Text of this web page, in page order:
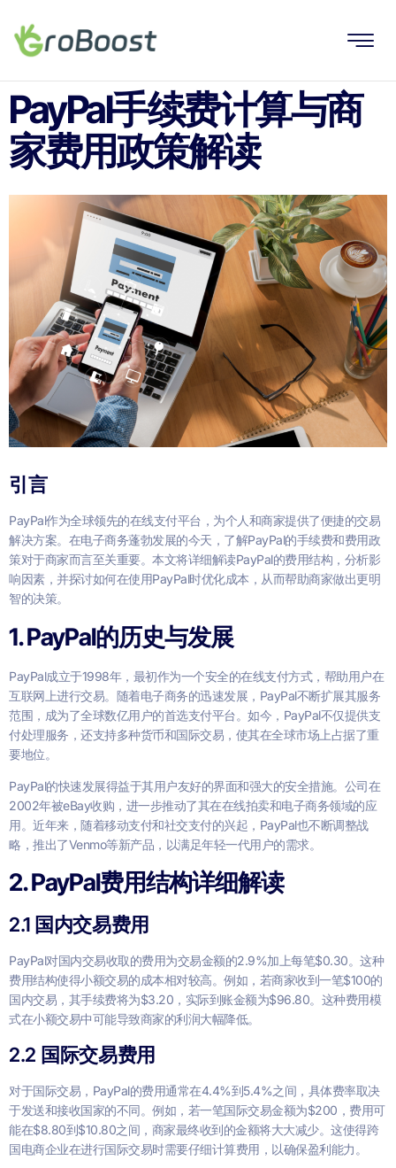
PayPal手续费计算与商
家费用政策解读
引言
PayPal作为全球领先的在线支付平台，为个人和商家提供了便捷的交易
解决方案。在电子商务蓬勃发展的今天，了解PayPal的手续费和费用政
策对于商家而言至关重要。本文将详细解读PayPal的费用结构，分析影
响因素，并探讨如何在使用PayPal时优化成本，从而帮助商家做出更明
智的决策。
1. PayPal的历史与发展
PayPal成立于1998年，最初作为一个安全的在线支付方式，帮助用户在
互联网上进行交易。随着电子商务的迅速发展，PayPal不断扩展其服务
范围，成为了全球数亿用户的首选支付平台。如今，PayPal不仅提供支
付处理服务，还支持多种货币和国际交易，使其在全球市场上占据了重
要地位。
PayPal的快速发展得益于其用户友好的界面和强大的安全措施。公司在
2002年被eBay收购，进一步推动了其在在线拍卖和电子商务领域的应
用。近年来，随着移动支付和社交支付的兴起，PayPal也不断调整战
略，推出了Venmo等新产品，以满足年轻一代用户的需求。
2. PayPal费用结构详细解读
2.1 国内交易费用
PayPal对国内交易收取的费用为交易金额的2.9%加上每笔$0.30。这种
费用结构使得小额交易的成本相对较高。例如，若商家收到一笔$100的
国内交易，其手续费将为$3.20，实际到账金额为$96.80。这种费用模
式在小额交易中可能导致商家的利润大幅降低。
2.2 国际交易费用
对于国际交易，PayPal的费用通常在4.4%到5.4%之间，具体费率取决
于发送和接收国家的不同。例如，若一笔国际交易金额为$200，费用可
能在$8.80到$10.80之间，商家最终收到的金额将大大减少。这使得跨
国电商企业在进行国际交易时需要仔细计算费用，以确保盈利能力。